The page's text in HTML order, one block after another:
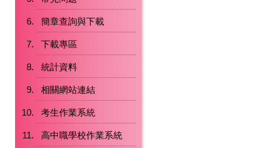
簡章查詢與下載
下載專區
統計資料
相關網站連結
考生作業系統
高中職學校作業系統